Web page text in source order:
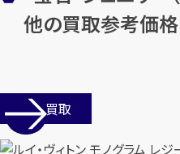
他の買取参考価格
店舗買取